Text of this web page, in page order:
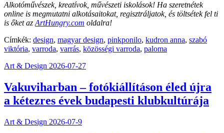
Alkotóművészek, kreatívok, művészeti iskolások! Ha szeretnétek
online is megmutatni alkotásaitokat, regisztráljatok, és töltsétek fel ti
is őket az ArtHungry.com oldalra!
Címkék: design, magyar design, pinkponilo, kudron anna, szabó
viktória, varroda, varrás, közösségi varroda, paloma
Art & Design 2026-07-27
Vakuviharban – fotókiállításon éled újra
a kétezres évek budapesti klubkultúrája
Art & Design 2026-07-9